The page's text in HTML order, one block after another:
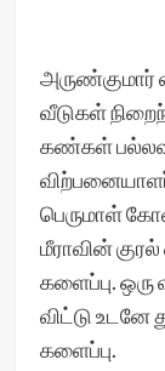
அருண்குமார்
வீடுகள்
கண்கள்
பெருமாள்
மீராவின்
களைப்பு.
விட்டு
களைப்பு.